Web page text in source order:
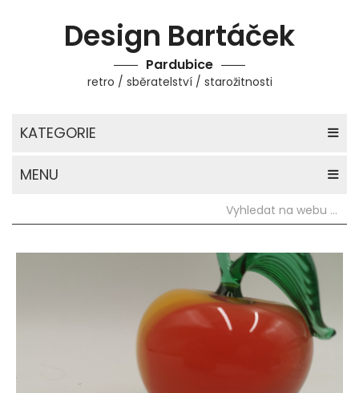
Design Bartáček
Pardubice
retro / sběratelství / starožitnosti
KATEGORIE
MENU